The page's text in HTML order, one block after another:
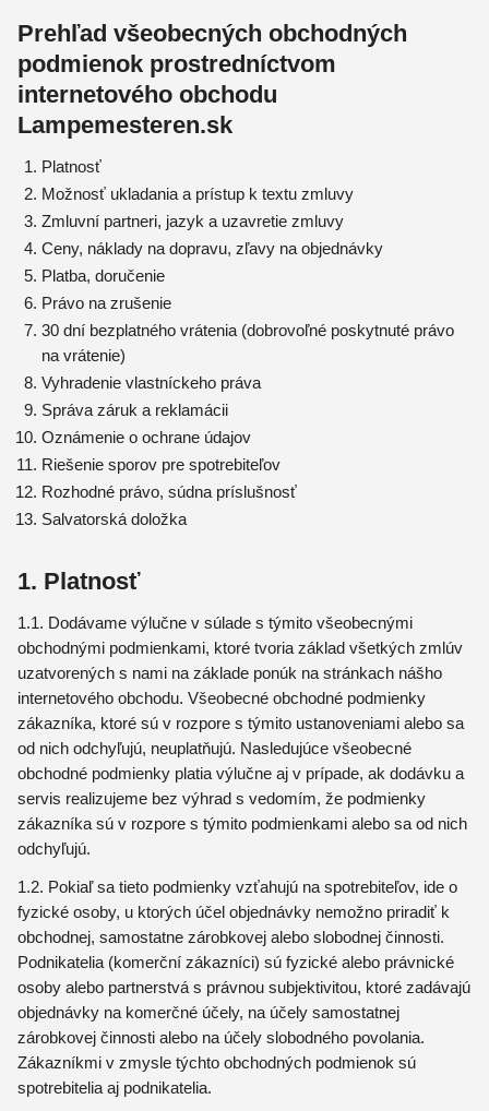
Prehľad všeobecných obchodných
podmienok prostredníctvom
internetového obchodu
Lampemesteren.sk
Platnosť
Možnosť ukladania a prístup k textu zmluvy
Zmluvní partneri, jazyk a uzavretie zmluvy
Ceny, náklady na dopravu, zľavy na objednávky
Platba, doručenie
Právo na zrušenie
30 dní bezplatného vrátenia (dobrovoľné poskytnuté právo
na vrátenie)
Vyhradenie vlastníckeho práva
Správa záruk a reklamácii
Oznámenie o ochrane údajov
Riešenie sporov pre spotrebiteľov
Rozhodné právo, súdna príslušnosť
Salvatorská doložka
1. Platnosť
1.1. Dodávame výlučne v súlade s týmito všeobecnými
obchodnými podmienkami, ktoré tvoria základ všetkých zmlúv
uzatvorených s nami na základe ponúk na stránkach nášho
internetového obchodu. Všeobecné obchodné podmienky
zákazníka, ktoré sú v rozpore s týmito ustanoveniami alebo sa
od nich odchyľujú, neuplatňujú. Nasledujúce všeobecné
obchodné podmienky platia výlučne aj v prípade, ak dodávku a
servis realizujeme bez výhrad s vedomím, že podmienky
zákazníka sú v rozpore s týmito podmienkami alebo sa od nich
odchyľujú.
1.2. Pokiaľ sa tieto podmienky vzťahujú na spotrebiteľov, ide o
fyzické osoby, u ktorých účel objednávky nemožno priradiť k
obchodnej, samostatne zárobkovej alebo slobodnej činnosti.
Podnikatelia (komerční zákazníci) sú fyzické alebo právnické
osoby alebo partnerstvá s právnou subjektivitou, ktoré zadávajú
objednávky na komerčné účely, na účely samostatnej
zárobkovej činnosti alebo na účely slobodného povolania.
Zákazníkmi v zmysle týchto obchodných podmienok sú
spotrebitelia aj podnikatelia.